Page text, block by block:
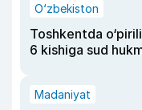
O‘zbekiston
Toshkentda
6 kishiga sud
Madaniyat